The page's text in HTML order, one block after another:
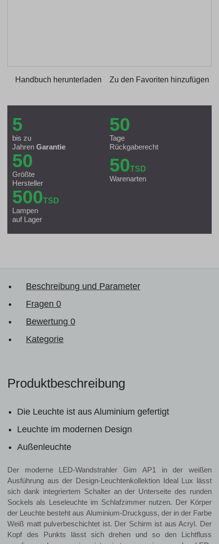
Handbuch herunterladen Zu den Favoriten hinzufügen
5
bis zu
Jahren Garantie
50
Tage
Rückgaberecht
50
Größte
Hersteller
50TSD
Warenarten
500TSD
Lampen
auf Lager
Beschreibung und Parameter
Fragen 0
Bewertung 0
Kategorie
Produktbeschreibung
Die Leuchte ist aus Aluminium gefertigt
Leuchte im modernen Design
Außenleuchte
Der moderne LED-Wandstrahler Gim AP1 in der weißen
Ausführung aus der Design-Leuchtenkollektion Ideal Lux lässt
sich dank integriertem Schalter an der Unterseite des runden
Sockels als Leseleuchte im Schlafzimmer nutzen. Der Körper
der Leuchte besteht aus Aluminium-Druckguss, der in der Farbe
Weiß matt pulverbeschichtet ist. Der Schirm ist aus Acryl. Der
Kopf des Punkts lässt sich drehen und so den Lichtfluss